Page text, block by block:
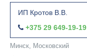
ИП Кротов В.В.
+375 29 649-19-19
Минск, Московский